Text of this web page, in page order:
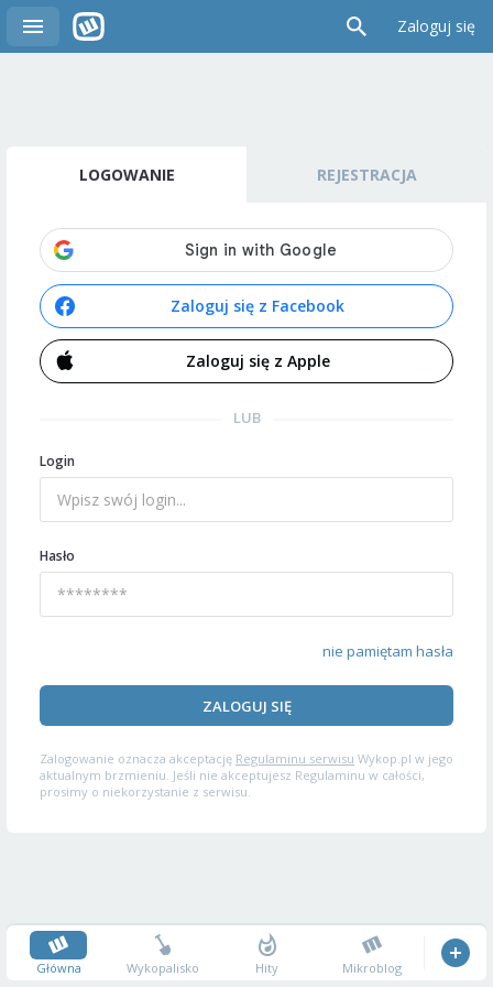
Zaloguj się
LOGOWANIE REJESTRACJA
Zaloguj się z Facebook
Zaloguj się z Apple
LUB
Login
Hasło
nie pamiętam hasła
ZALOGUJ SIĘ
Zalogowanie oznacza akceptację Regulaminu serwisu Wykop.pl w jego
aktualnym brzmieniu. Jeśli nie akceptujesz Regulaminu w całości,
prosimy o niekorzystanie z serwisu.
Główna Wykopalisko Hity Mikroblog